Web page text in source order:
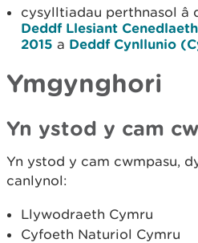
cysylltiadau perthnasol â
Deddf Llesiant
2015 a Deddf Cynllunio
Ymgynghori
Yn ystod y cam
Yn ystod y cam cwmpasu,
canlynol:
Llywodraeth Cymru
Cyfoeth Naturiol Cymru